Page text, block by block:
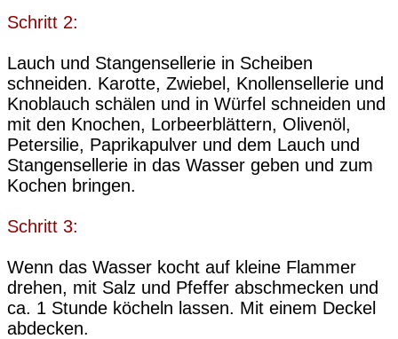
Schritt 2:
Lauch und Stangensellerie in Scheiben
schneiden. Karotte, Zwiebel, Knollensellerie und
Knoblauch schälen und in Würfel schneiden und
mit den Knochen, Lorbeerblättern, Olivenöl,
Petersilie, Paprikapulver und dem Lauch und
Stangensellerie in das Wasser geben und zum
Kochen bringen.
Schritt 3:
Wenn das Wasser kocht auf kleine Flammer
drehen, mit Salz und Pfeffer abschmecken und
ca. 1 Stunde köcheln lassen. Mit einem Deckel
abdecken.